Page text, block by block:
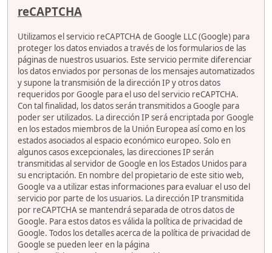
reCAPTCHA
Utilizamos el servicio reCAPTCHA de Google LLC (Google) para
proteger los datos enviados a través de los formularios de las
páginas de nuestros usuarios. Este servicio permite diferenciar
los datos enviados por personas de los mensajes automatizados
y supone la transmisión de la dirección IP y otros datos
requeridos por Google para el uso del servicio reCAPTCHA.
Con tal finalidad, los datos serán transmitidos a Google para
poder ser utilizados. La dirección IP será encriptada por Google
en los estados miembros de la Unión Europea así como en los
estados asociados al espacio económico europeo. Solo en
algunos casos excepcionales, las direcciones IP serán
transmitidas al servidor de Google en los Estados Unidos para
su encriptación. En nombre del propietario de este sitio web,
Google va a utilizar estas informaciones para evaluar el uso del
servicio por parte de los usuarios. La dirección IP transmitida
por reCAPTCHA se mantendrá separada de otros datos de
Google. Para estos datos es válida la política de privacidad de
Google. Todos los detalles acerca de la política de privacidad de
Google se pueden leer en la página